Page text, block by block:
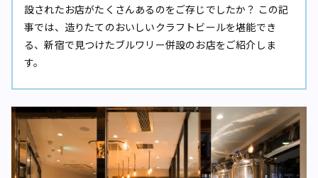
設されたお店がたくさんあるのをご存じでしたか？ この記
事では、造りたてのおいしいクラフトビールを堪能でき
る、新宿で見つけたブルワリー併設のお店をご紹介しま
す。